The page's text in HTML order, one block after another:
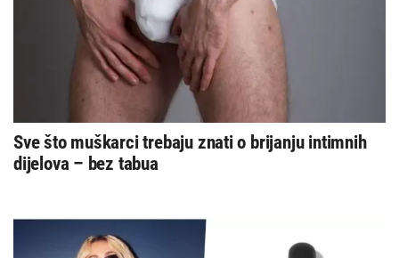
Sve što muškarci trebaju znati o brijanju intimnih
dijelova – bez tabua